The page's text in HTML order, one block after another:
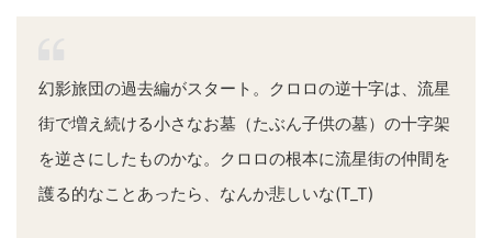
幻影旅団の過去編がスタート。クロロの逆十字は、流星
街で増え続ける小さなお墓（たぶん子供の墓）の十字架
を逆さにしたものかな。クロロの根本に流星街の仲間を
護る的なことあったら、なんか悲しいな(T_T)